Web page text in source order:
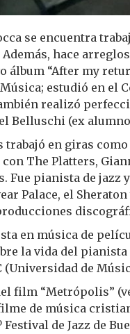
se encuentra
Además, hace
álbum “After my
estudió en el
realizó
Belluschi (ex
trabajó en giras
con The Platters,
Fue pianista de jazz
Palace, el
en música de
la vida del
(Universidad de
film “Metrópolis”
de música
de Jazz de